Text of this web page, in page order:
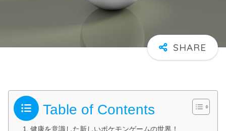
Table of Contents
健康を意識した新しいポケモンゲームの世界！